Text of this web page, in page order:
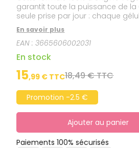
garantit toute la puissance de la
seule prise par jour : chaque
mg en ProAnthoCyanidines
En savoir plus
EAN :3665606002031
En stock
15,99 € TTC18,49 € TTC
Promotion -2.5 €
Ajouter au panier
Paiements 100% sécurisés